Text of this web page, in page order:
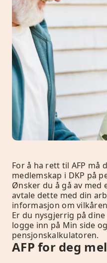
For å ha rett til AFP må
medlemskap i DKP på
Ønsker du å gå av med
avtale dette med din
informasjon om
Er du nysgjerrig på
logge inn på Min side
pensjonskalkulatoren.
AFP for deg